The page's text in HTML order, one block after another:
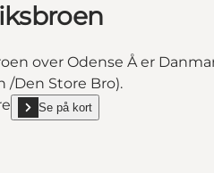
over Odense Å er
/Den Store Bro).
Se på kort
show Frederiksbroen on_map